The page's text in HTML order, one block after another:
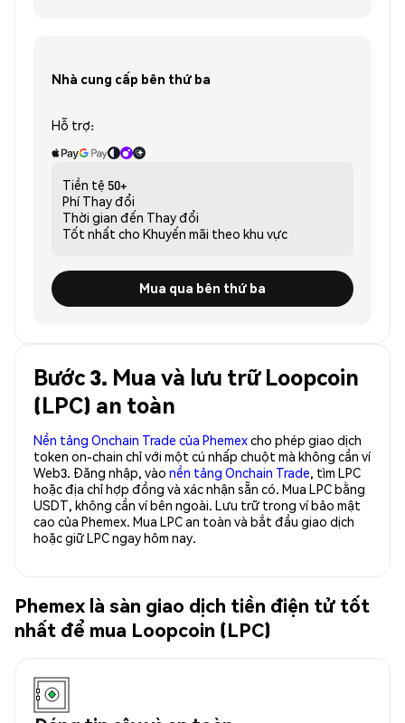
Nhà cung cấp bên thứ ba
Hỗ trợ:
Tiền tệ 50+
Phí Thay đổi
Thời gian đến Thay đổi
Tốt nhất cho Khuyến mãi theo khu vực
Mua qua bên thứ ba
Bước 3. Mua và lưu trữ Loopcoin
(LPC) an toàn
Nền tảng Onchain Trade của Phemexcho phép giao dịch
token on-chain chỉ với một cú nhấp chuột mà không cần ví
Web3. Đăng nhập, vào nền tảng Onchain Trade, tìm LPC
hoặc địa chỉ hợp đồng và xác nhận sẵn có. Mua LPC bằng
USDT, không cần ví bên ngoài. Lưu trữ trong ví bảo mật
cao của Phemex. Mua LPC an toàn và bắt đầu giao dịch
hoặc giữ LPC ngay hôm nay.
Phemex là sàn giao dịch tiền điện tử tốt
nhất để mua Loopcoin (LPC)